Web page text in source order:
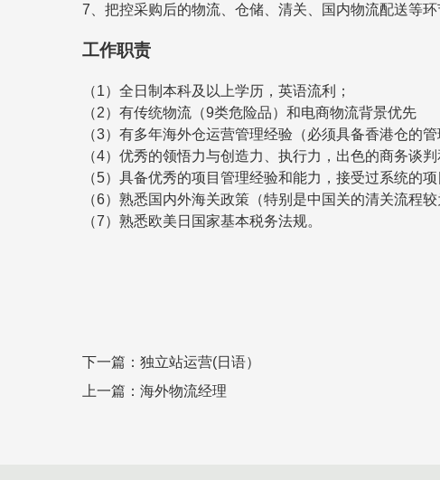
7、把控采购后的物流、仓储、清关、国内物流配送等环
工作职责
（1）全日制本科及以上学历，英语流利；
（2）有传统物流（9类危险品）和电商物流背景优先
（3）有多年海外仓运营管理经验（必须具备香港仓的
（4）优秀的领悟力与创造力、执行力，出色的商务谈判
（5）具备优秀的项目管理经验和能力，接受过系统的
（6）熟悉国内外海关政策（特别是中国关的清关流程
（7）熟悉欧美日国家基本税务法规。
下一篇：独立站运营(日语）
上一篇：海外物流经理